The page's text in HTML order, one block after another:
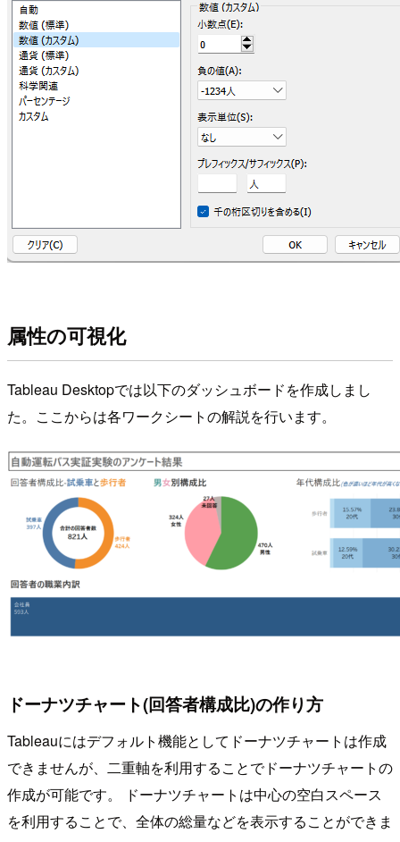
属性の可視化
Tableau Desktopでは以下のダッシュボードを作成しまし
た。ここからは各ワークシートの解説を行います。
ドーナツチャート(回答者構成比)の作り方
Tableauにはデフォルト機能としてドーナツチャートは作成
できませんが、二重軸を利用することでドーナツチャートの
作成が可能です。 ドーナツチャートは中心の空白スペース
を利用することで、全体の総量などを表示することができま